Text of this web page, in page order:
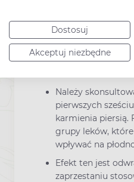
Dostosuj
Akceptuj niezbędne
Przed
skonsultować się
farmaceutą. Nie
Należy
pierwszych
karmienia piersią.
grupy leków,
wpływać na
Efekt ten jest
zaprzestaniu